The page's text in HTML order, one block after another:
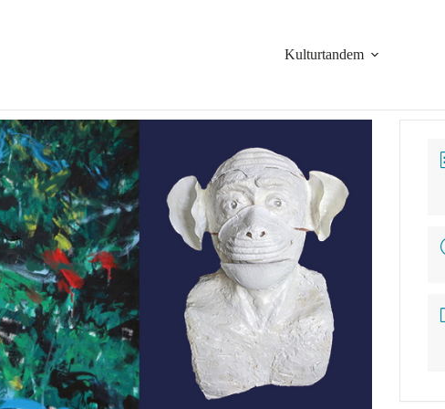
Kulturtandem